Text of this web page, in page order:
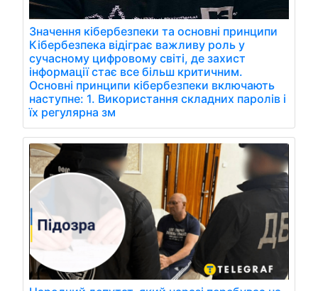
Значення кібербезпеки та основні принципи
Кібербезпека відіграє важливу роль у
сучасному цифровому світі, де захист
інформації стає все більш критичним.
Основні принципи кібербезпеки включають
наступне: 1. Використання складних паролів і
їх регулярна зм